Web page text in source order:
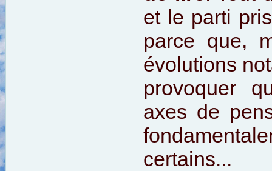
et le parti
parce que,
évolutions
provoquer
axes de
certains...